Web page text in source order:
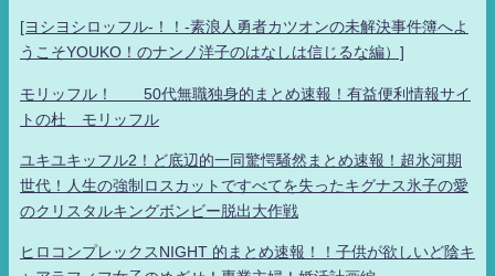
[ヨシヨシロッフル-！！-素浪人勇者カツオンの未解決事件簿へよ
うこそYOUKO！のナンノ洋子のはなしは信じるな編）]
モリッフル！ 50代無職独身的まとめ速報！有益便利情報サイ
トの杜 モリッフル
ユキユキッフル2！ど底辺的一同驚愕騒然まとめ速報！超氷河期
世代！人生の強制ロスカットですべてを失ったキグナス氷子の愛
のクリスタルキングボンビー脱出大作戦
ヒロコンプレックスNIGHT 的まとめ速報！！子供が欲しいど陰キ